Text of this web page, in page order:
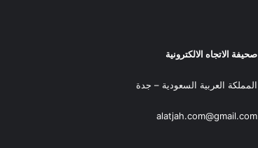
صحيفة الاتجاه الالكترونية
المملكة العربية السعودية – جدة
alatjah.com@gmail.com